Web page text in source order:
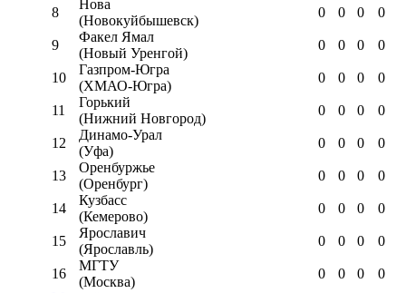
8
Нова
(Новокуйбышевск)
0 0 0 0
9
Факел Ямал
(Новый Уренгой)
0 0 0 0
10
Газпром-Югра
(ХМАО-Югра)
0 0 0 0
11
Горький
(Нижний Новгород)
0 0 0 0
12
Динамо-Урал
(Уфа)
0 0 0 0
13
Оренбуржье
(Оренбург)
0 0 0 0
14
Кузбасс
(Кемерово)
0 0 0 0
15
Ярославич
(Ярославль)
0 0 0 0
16
МГТУ
(Москва)
0 0 0
0